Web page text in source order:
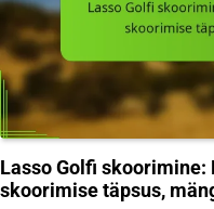
Lasso Golfi
skoorimise täpsus,